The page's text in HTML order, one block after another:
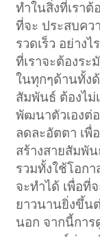
ทำในสิ่งที่เราต้
ที่จะ ประสบคว
รวดเร็ว อย่าง
ที่เราจะต้องร
ในทุกๆด้านทั้ง
สัมพันธ์ ต้องไม่
พัฒนาตัวเองต่
ลดละอัตตา เพื่
สร้างสายสัมพั
รวมทั้งใช้โอก
จะทำได้ เพื่อที่
ยาวนานยิ่งขึ้น
นอก จากนี้การ